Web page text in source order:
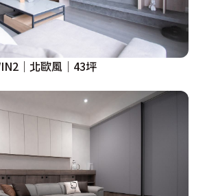
｜北歐風｜43坪